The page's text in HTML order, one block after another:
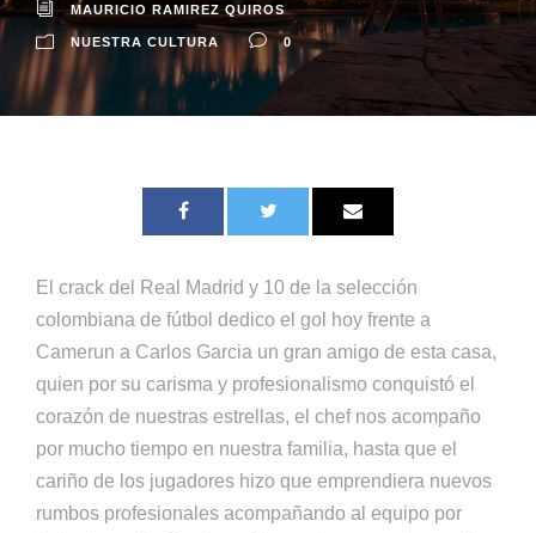
MAURICIO RAMIREZ QUIROS
NUESTRA CULTURA 0
El crack del Real Madrid y 10 de la selección
colombiana de fútbol dedico el gol hoy frente a
Camerun a Carlos Garcia un gran amigo de esta casa,
quien por su carisma y profesionalismo conquistó el
corazón de nuestras estrellas, el chef nos acompaño
por mucho tiempo en nuestra familia, hasta que el
cariño de los jugadores hizo que emprendiera nuevos
rumbos profesionales acompañando al equipo por